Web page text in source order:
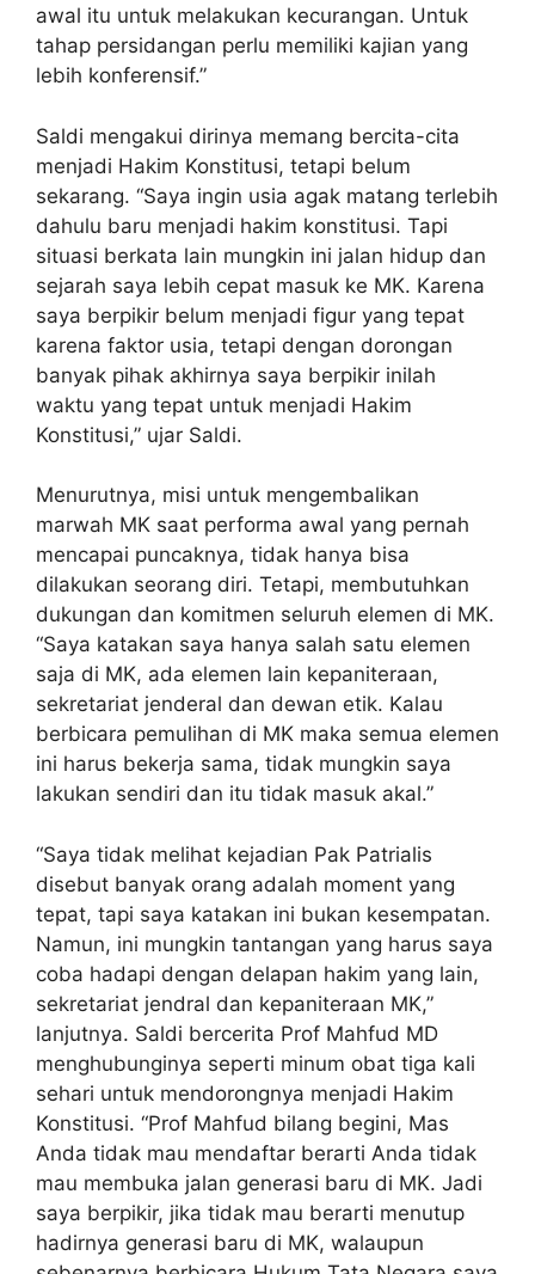
awal itu untuk melakukan kecurangan. Untuk
tahap persidangan perlu memiliki kajian yang
lebih konferensif.”
Saldi mengakui dirinya memang bercita-cita
menjadi Hakim Konstitusi, tetapi belum
sekarang. “Saya ingin usia agak matang terlebih
dahulu baru menjadi hakim konstitusi. Tapi
situasi berkata lain mungkin ini jalan hidup dan
sejarah saya lebih cepat masuk ke MK. Karena
saya berpikir belum menjadi figur yang tepat
karena faktor usia, tetapi dengan dorongan
banyak pihak akhirnya saya berpikir inilah
waktu yang tepat untuk menjadi Hakim
Konstitusi,” ujar Saldi.
Menurutnya, misi untuk mengembalikan
marwah MK saat performa awal yang pernah
mencapai puncaknya, tidak hanya bisa
dilakukan seorang diri. Tetapi, membutuhkan
dukungan dan komitmen seluruh elemen di MK.
“Saya katakan saya hanya salah satu elemen
saja di MK, ada elemen lain kepaniteraan,
sekretariat jenderal dan dewan etik. Kalau
berbicara pemulihan di MK maka semua elemen
ini harus bekerja sama, tidak mungkin saya
lakukan sendiri dan itu tidak masuk akal.”
“Saya tidak melihat kejadian Pak Patrialis
disebut banyak orang adalah moment yang
tepat, tapi saya katakan ini bukan kesempatan.
Namun, ini mungkin tantangan yang harus saya
coba hadapi dengan delapan hakim yang lain,
sekretariat jendral dan kepaniteraan MK,”
lanjutnya. Saldi bercerita Prof Mahfud MD
menghubunginya seperti minum obat tiga kali
sehari untuk mendorongnya menjadi Hakim
Konstitusi. “Prof Mahfud bilang begini, Mas
Anda tidak mau mendaftar berarti Anda tidak
mau membuka jalan generasi baru di MK. Jadi
saya berpikir, jika tidak mau berarti menutup
hadirnya generasi baru di MK, walaupun